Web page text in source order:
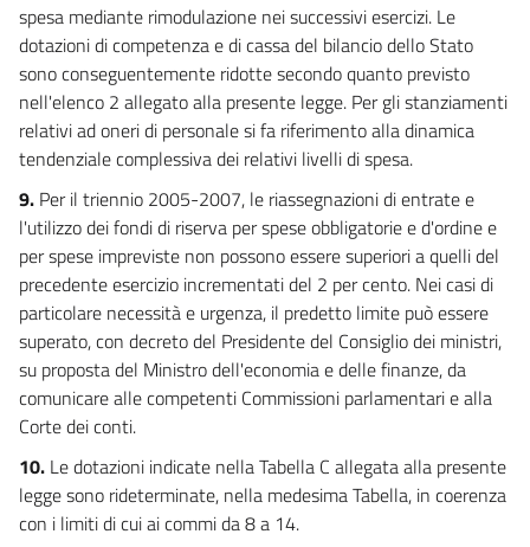
spesa mediante rimodulazione nei successivi esercizi. Le
dotazioni di competenza e di cassa del bilancio dello Stato
sono conseguentemente ridotte secondo quanto previsto
nell'elenco 2 allegato alla presente legge. Per gli stanziamenti
relativi ad oneri di personale si fa riferimento alla dinamica
tendenziale complessiva dei relativi livelli di spesa.
9. Per il triennio 2005-2007, le riassegnazioni di entrate e
l'utilizzo dei fondi di riserva per spese obbligatorie e d'ordine e
per spese impreviste non possono essere superiori a quelli del
precedente esercizio incrementati del 2 per cento. Nei casi di
particolare necessità e urgenza, il predetto limite può essere
superato, con decreto del Presidente del Consiglio dei ministri,
su proposta del Ministro dell'economia e delle finanze, da
comunicare alle competenti Commissioni parlamentari e alla
Corte dei conti.
10. Le dotazioni indicate nella Tabella C allegata alla presente
legge sono rideterminate, nella medesima Tabella, in coerenza
con i limiti di cui ai commi da 8 a 14.